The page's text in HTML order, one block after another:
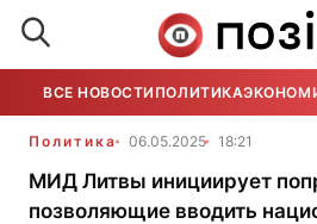
ВСЕ НОВОСТИ ПОЛИТИКА
Политика 06.05.2025 18:21
МИД Литвы инициирует
позволяющие вводить